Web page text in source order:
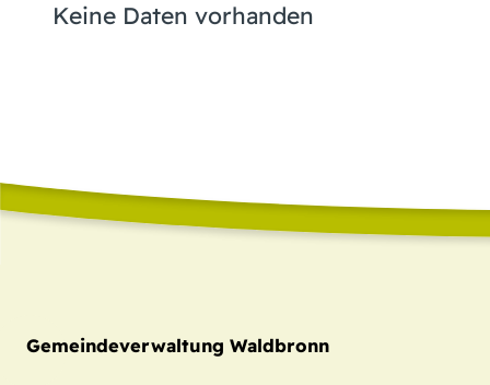
Keine Daten vorhanden
Gemeindeverwaltung Waldbronn